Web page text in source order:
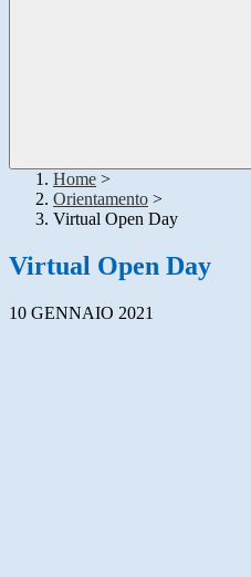
Home >
Orientamento >
Virtual Open Day
Virtual Open Day
10 GENNAIO 2021